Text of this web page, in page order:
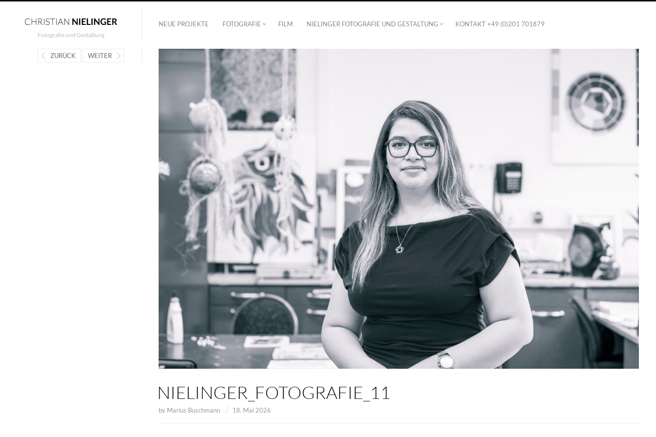
Fotografie und Gestaltung
NEUE PROJEKTE FOTOGRAFIE FILM NIELINGER FOTOGRAFIE UND GESTALTUNG KONTAKT +49 (0)201 701879
NIELINGER_FOTOGRAFIE_11
by Marius Buschmann 18. Mai 2026
ZURÜCK WEITER